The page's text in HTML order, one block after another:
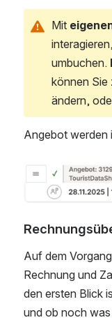
Mit
umbuchen.
können Sie
ändern,
Angebot werden
Open
Auf dem
Rechnung und
den ersten Blick
und ob noch